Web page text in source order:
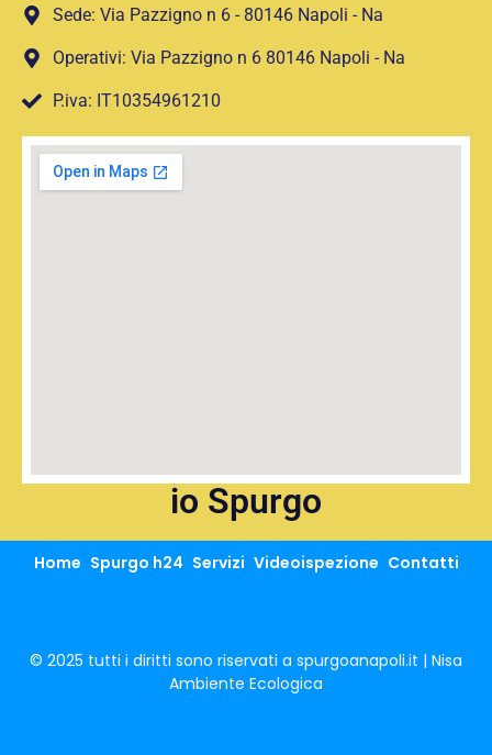
Sede: Via Pazzigno n 6 - 80146 Napoli - Na
Operativi: Via Pazzigno n 6 80146 Napoli - Na
P.iva: IT10354961210
io Spurgo
Home Spurgo h24 Servizi Videoispezione Contatti
© 2025 tutti i diritti sono riservati a spurgoanapoli.it | Nisa
Ambiente Ecologica